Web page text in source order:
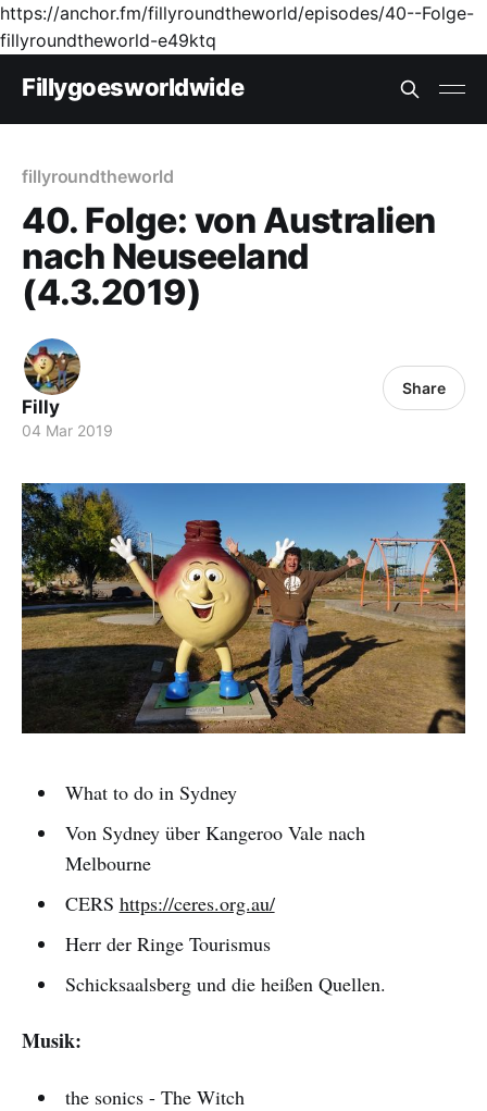
https://anchor.fm/fillyroundtheworld/episodes/40--Folge-
fillyroundtheworld-e49ktq
Fillygoesworldwide
fillyroundtheworld
40. Folge: von Australien
nach Neuseeland
(4.3.2019)
Filly
04 Mar 2019
Share
What to do in Sydney
Von Sydney über Kangeroo Vale nach
Melbourne
CERS https://ceres.org.au/
Herr der Ringe Tourismus
Schicksaalsberg und die heißen Quellen.
Musik:
the sonics - The Witch